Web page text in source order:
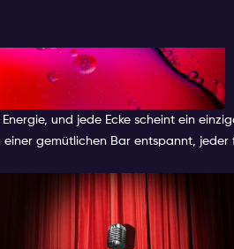
in
und jede Ecke scheint ein
gemütlichen Bar entspannt, jeder